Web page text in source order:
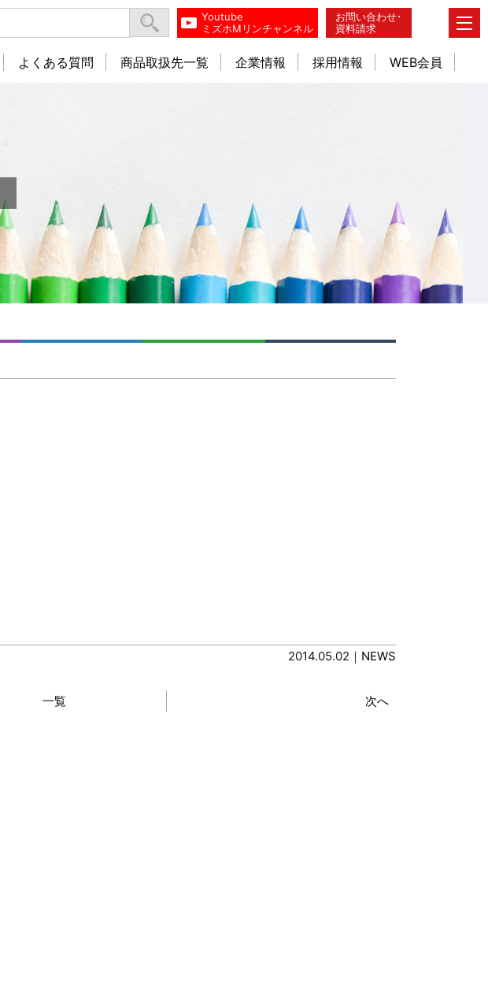
お問い合わせ･
資料請求
Youtube
ミズホMリンチャンネル
よくある質問 商品取扱先一覧 企業情報 採用情報 WEB会員
2014.05.02｜ NEWS
一覧 次へ